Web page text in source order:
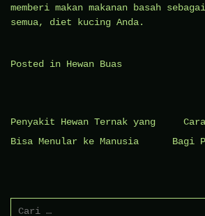
memberi makan makanan basah
semua, diet kucing Anda.
Posted in Hewan Buas
Navigasi
pos
Penyakit Hewan Ternak yang
Bisa Menular ke Manusia
Bagi